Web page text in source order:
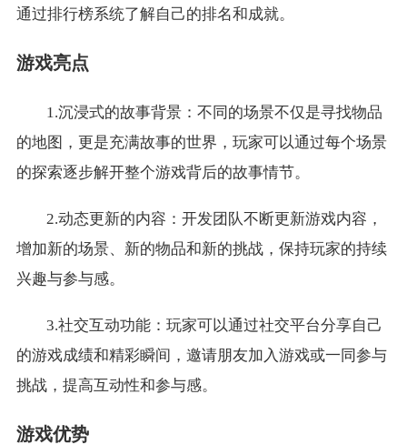
通过排行榜系统了解自己的排名和成就。
游戏亮点
1.沉浸式的故事背景：不同的场景不仅是寻找物品
的地图，更是充满故事的世界，玩家可以通过每个场景
的探索逐步解开整个游戏背后的故事情节。
2.动态更新的内容：开发团队不断更新游戏内容，
增加新的场景、新的物品和新的挑战，保持玩家的持续
兴趣与参与感。
3.社交互动功能：玩家可以通过社交平台分享自己
的游戏成绩和精彩瞬间，邀请朋友加入游戏或一同参与
挑战，提高互动性和参与感。
游戏优势